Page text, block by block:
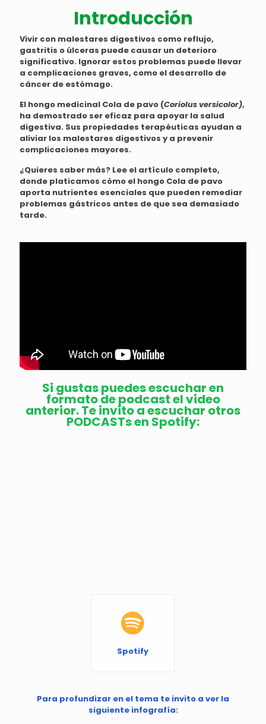
Introducción
Vivir con malestares digestivos como reflujo,
gastritis o úlceras puede causar un deterioro
significativo. Ignorar estos problemas puede llevar
a complicaciones graves, como el desarrollo de
cáncer de estómago.
El hongo medicinal Cola de pavo (Coriolus versicolor),
ha demostrado ser eficaz para apoyar la salud
digestiva. Sus propiedades terapéuticas ayudan a
aliviar los malestares digestivos y a prevenir
complicaciones mayores.
¿Quieres saber más? Lee el artículo completo,
donde platicamos cómo el hongo Cola de pavo
aporta nutrientes esenciales que pueden remediar
problemas gástricos antes de que sea demasiado
tarde.
Si gustas puedes escuchar en
formato de podcast el video
anterior. Te invito a escuchar otros
PODCASTs en Spotify:
Spotify
Para profundizar en el tema te invito a ver la
siguiente infografía: